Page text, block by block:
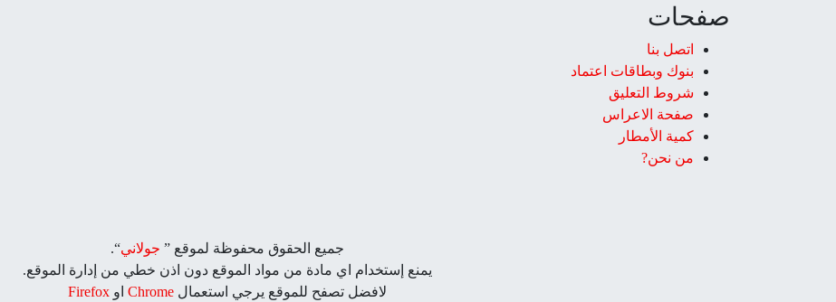
صفحات
اتصل بنا
بنوك وبطاقات اعتماد
شروط التعليق‎
صفحة الاعراس
كمية الأمطار
من نحن?
جميع الحقوق محفوظة لموقع ” جولاني“.
يمنع إستخدام اي مادة من مواد الموقع دون اذن خطي من إدارة الموقع.
لافضل تصفح للموقع يرجي استعمال Chrome او Firefox